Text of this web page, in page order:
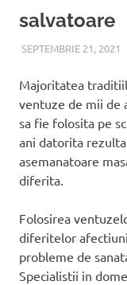
salvatoare
SEPTEMBRIE 21, 2021
Majoritatea
ventuze de mii de
sa fie folosita pe
ani datorita
asemanatoare
diferita.
Folosirea
diferitelor
probleme de
Specialistii in